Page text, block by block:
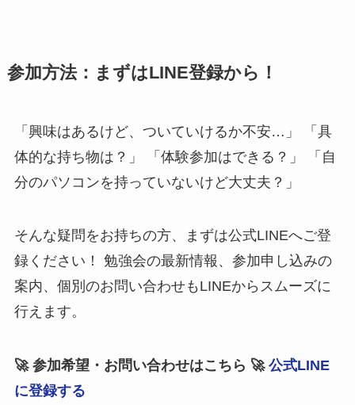
参加方法：まずはLINE登録から！
「興味はあるけど、ついていけるか不安…」 「具
体的な持ち物は？」 「体験参加はできる？」 「自
分のパソコンを持っていないけど大丈夫？」
そんな疑問をお持ちの方、まずは公式LINEへご登
録ください！ 勉強会の最新情報、参加申し込みの
案内、個別のお問い合わせもLINEからスムーズに
行えます。
🚀 参加希望・お問い合わせはこちら 🚀 公式LINE
に登録する